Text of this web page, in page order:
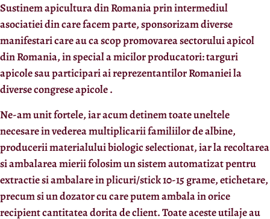
Sustinem apicultura din Romania prin intermediul
asociatiei din care facem parte, sponsorizam diverse
manifestari care au ca scop promovarea sectorului apicol
din Romania, in special a micilor producatori: targuri
apicole sau participari ai reprezentantilor Romaniei la
diverse congrese apicole .
Ne-am unit fortele, iar acum detinem toate uneltele
necesare in vederea multiplicarii familiilor de albine,
producerii materialului biologic selectionat, iar la recoltarea
si ambalarea mierii folosim un sistem automatizat pentru
extractie si ambalare in plicuri/stick 10-15 grame, etichetare,
precum si un dozator cu care putem ambala in orice
recipient cantitatea dorita de client. Toate aceste utilaje au